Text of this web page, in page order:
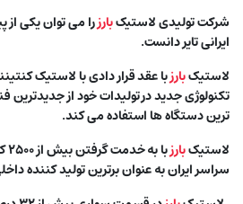
شرکت تولیدی لاستیکبارزرا می توان یکی از
ایرانی تایر دانست.
لاستیکبارزبا عقد قرار دادی با لاستیک
تکنولوژی جدید در تولیدات خود از جدیدترین
ترین دستگاه ها استفاده می کند.
لاستیکبارز
سراسر ایران به عنوان برترین تولید کننده